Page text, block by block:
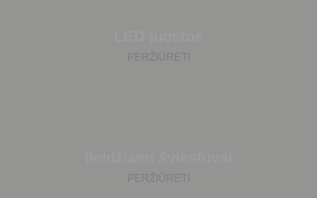
PERŽIŪRĖTI
PERŽIŪRĖTI